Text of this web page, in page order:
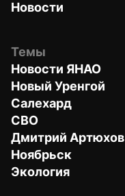
Новости
Темы
Новости ЯНАО
Новый Уренгой
Салехард
СВО
Дмитрий Артюхов
Ноябрьск
Экология